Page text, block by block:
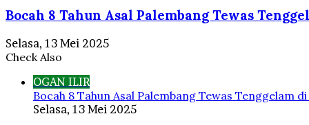
Bocah 8 Tahun Asal Palembang Tewas
Selasa, 13 Mei 2025
Check Also
OGAN ILIR
Bocah 8 Tahun Asal Palembang Tewas Tenggelam
Selasa, 13 Mei 2025